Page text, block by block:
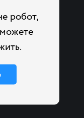
робот,